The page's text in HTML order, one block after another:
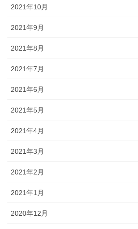
2021年10月
2021年9月
2021年8月
2021年7月
2021年6月
2021年5月
2021年4月
2021年3月
2021年2月
2021年1月
2020年12月